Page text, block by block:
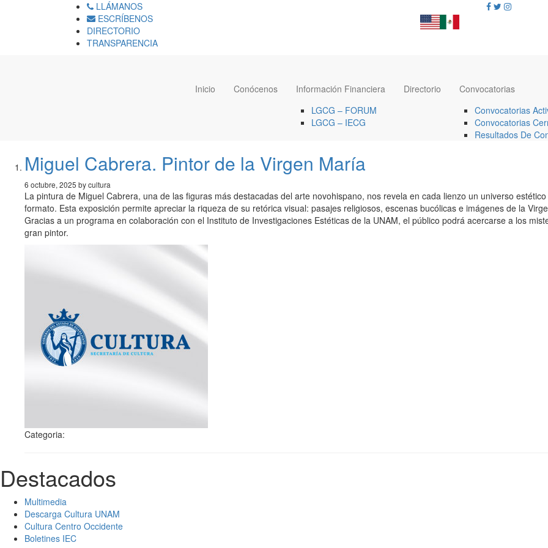
LLÁMANOS
ESCRÍBENOS
DIRECTORIO
TRANSPARENCIA
Inicio Conócenos
Información Financiera
LGCG – FORUM
LGCG – IECG
Directorio
Convocatorias
Convocatorias
Convocatorias
Resultados De
Miguel Cabrera. Pintor de la Virgen María
6 octubre, 2025 by cultura
La pintura de Miguel Cabrera, una de las figuras más destacadas del arte novohispano, nos revela en cada lienzo un universo
formato. Esta exposición permite apreciar la riqueza de su retórica visual: pasajes religiosos, escenas bucólicas e imágenes de la
Gracias a un programa en colaboración con el Instituto de Investigaciones Estéticas de la UNAM, el público podrá acercarse a los
gran pintor.
Categoria:
Destacados
Multimedia
Descarga Cultura UNAM
Cultura Centro Occidente
Boletines IEC